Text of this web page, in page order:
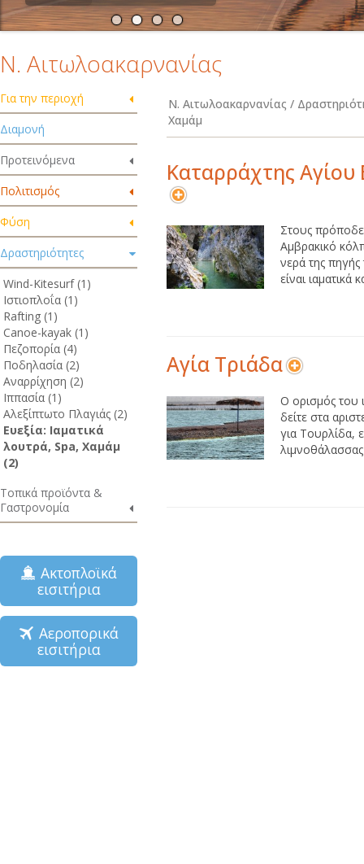
Ν. Αιτωλοακαρνανίας
Για την περιοχή
Διαμονή
Προτεινόμενα
Πολιτισμός
Φύση
Δραστηριότητες
Wind-Kitesurf (1)
Ιστιοπλοΐα (1)
Rafting (1)
Canoe-kayak (1)
Πεζοπορία (4)
Ποδηλασία (2)
Αναρρίχηση (2)
Ιππασία (1)
Αλεξίπτωτο Πλαγιάς (2)
Ευεξία: Ιαματικά
λουτρά, Spa, Χαμάμ
(2)
Τοπικά προϊόντα &
Γαστρονομία
Ακτοπλοϊκά
εισιτήρια
Αεροπορικά
εισιτήρια
Ν. Αιτωλοακαρνανίας /
Χαμάμ
Καταρράχτης
Στους
Αμβρακικό
νερά της
είναι ιαματικά
Αγία Τριάδα
Ο ορισμός του
δείτε στα
για Τουρλίδα,